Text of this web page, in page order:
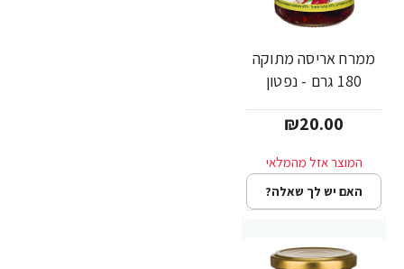
ממרח אריסה מתוקה
180 גרם - נפטון
₪20.00
האם יש לך שאלה?